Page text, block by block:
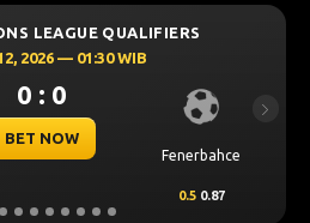
LEAGUE QUALIFIERS
2026 — 01:30 WIB
0 : 0
BET NOW
Fenerbahce
0.5 0.87
Next